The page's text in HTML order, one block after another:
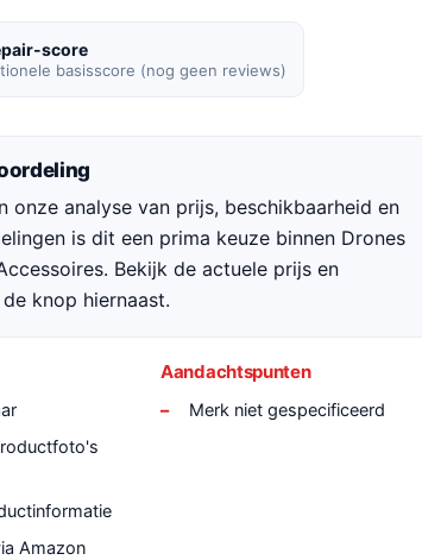
score
basisscore (nog geen reviews)
onze analyse van prijs, beschikbaarheid en
is dit een prima keuze binnen Drones
Bekijk de actuele prijs en
knop hiernaast.
Amazon
Aandachtspunten
Merk niet gespecificeerd